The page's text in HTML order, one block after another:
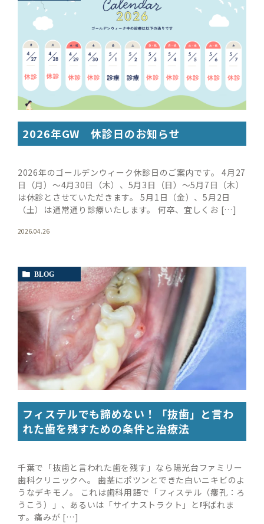
2026年GW 休診日のお知らせ
2026年のゴールデンウィーク休診日のご案内です。 4月27
日（月）〜4月30日（木）、5月3日（日）〜5月7日（木）
は休診とさせていただきます。 5月1日（金）、5月2日
（土）は通常通り診療いたします。 何卒、宜しくお […]
2026.04.26
BLOG
フィステルでも諦めない！「抜歯」と言わ
れた歯を残すための条件と治療法
千葉で「抜歯と言われた歯を残す」なら陽光台ファミリー
歯科クリニックへ。 歯茎にポツンとできた白いニキビのよ
うなデキモノ。 これは歯科用語で「フィステル（瘻孔：ろ
うこう）」、あるいは「サイナストラクト」と呼ばれま
す。痛みが […]